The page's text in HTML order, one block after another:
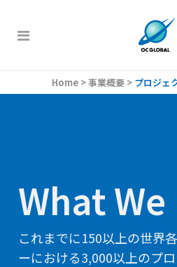
Home >事業概要 > プロジェ
What We
これまでに150以上の世界
ーにおける3,000以上のプロ